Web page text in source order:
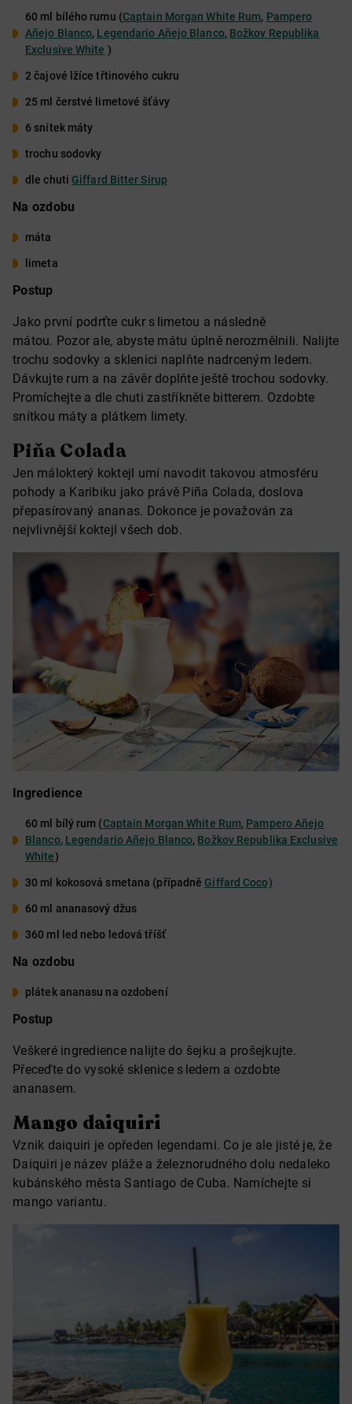
60 ml bílého rumu (Captain Morgan White Rum, Pampero
Añejo Blanco, Legendario Añejo Blanco, Božkov Republika
Exclusive White )
2 čajové lžíce třtinového cukru
25 ml čerstvé limetové šťávy
6 snítek máty
trochu sodovky
dle chuti Giffard Bitter Sirup
Na ozdobu
máta
limeta
Postup
Jako první podrťte cukr s limetou a následně
mátou. Pozor ale, abyste mátu úplně nerozmělnili. Nalijte
trochu sodovky a sklenici naplňte nadrceným ledem.
Dávkujte rum a na závěr doplňte ještě trochou sodovky.
Promíchejte a dle chuti zastříkněte bitterem. Ozdobte
snítkou máty a plátkem limety.
Piňa Colada
Jen málokterý koktejl umí navodit takovou atmosféru
pohody a Karibiku jako právě Piña Colada, doslova
přepasírovaný ananas. Dokonce je považován za
nejvlivnější koktejl všech dob.
Ingredience
60 ml bílý rum (Captain Morgan White Rum, Pampero Añejo
Blanco, Legendario Añejo Blanco, Božkov Republika Exclusive
White)
30 ml kokosová smetana (případně Giffard Coco)
60 ml ananasový džus
360 ml led nebo ledová tříšť
Na ozdobu
plátek ananasu na ozdobení
Postup
Veškeré ingredience nalijte do šejku a prošejkujte.
Přeceďte do vysoké sklenice s ledem a ozdobte
ananasem.
Mango daiquiri
Vznik daiquiri je opředen legendami. Co je ale jisté je, že
Daiquiri je název pláže a železnorudného dolu nedaleko
kubánského města Santiago de Cuba. Namíchejte si
mango variantu.